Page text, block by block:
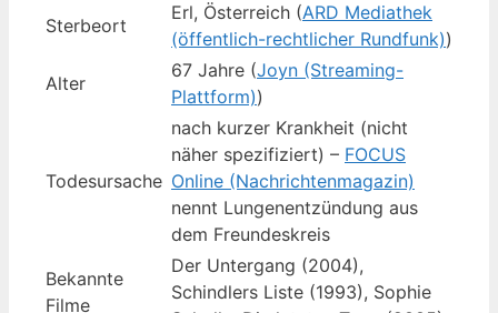
Sterbeort
Erl, Österreich (ARD Mediathek
(öffentlich-rechtlicher Rundfunk))
Alter
67 Jahre (Joyn (Streaming-
Plattform))
Todesursache
nach kurzer Krankheit (nicht
näher spezifiziert) – FOCUS
Online (Nachrichtenmagazin)
nennt Lungenentzündung aus
dem Freundeskreis
Bekannte
Filme
Der Untergang (2004),
Schindlers Liste (1993), Sophie